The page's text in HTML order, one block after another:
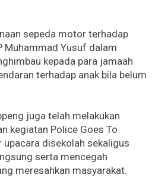
sepeda motor terhadap
Muhammad Yusuf dalam
kepada para jamaah
terhadap anak bila belum
juga telah melakukan
kegiatan Police Goes To
disekolah sekaligus
serta mencegah
meresahkan masyarakat.